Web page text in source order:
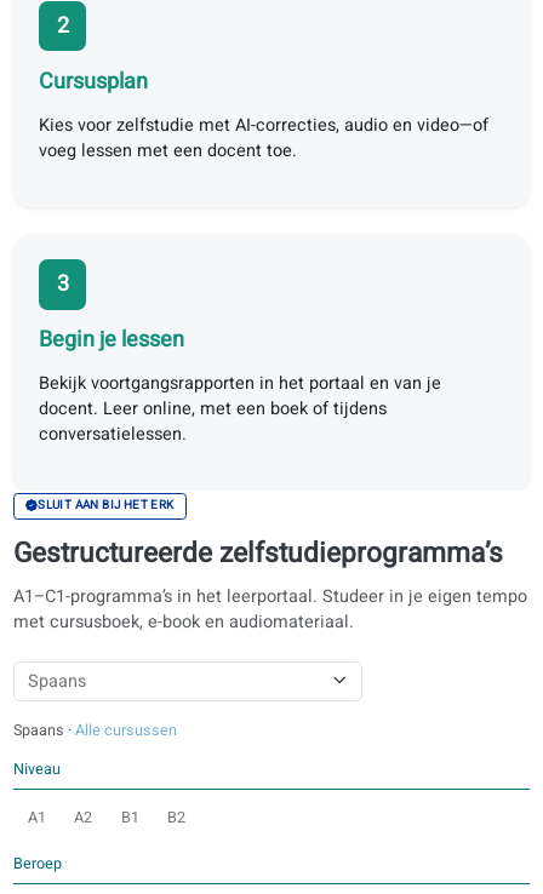
Kies je niveau, examentraining, tijdlijn en beroep—wij
maken je plan op maat.
Cursusplan
Kies voor zelfstudie met AI-correcties, audio en video—of
voeg lessen met een docent toe.
Begin je lessen
Bekijk voortgangsrapporten in het portaal en van je
docent. Leer online, met een boek of tijdens
SLUIT AAN BIJ HET ERK
Gestructureerde
A1–C1-programma’s in het leerportaal. Studeer in je eigen
met cursusboek, e-book en audiomateriaal.